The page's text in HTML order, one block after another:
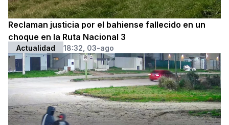
Reclaman justicia por el bahiense fallecido en un
choque en la Ruta Nacional 3
Actualidad 18:32, 03-ago